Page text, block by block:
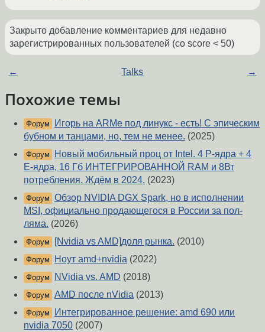
Закрыто добавление комментариев для недавно
зарегистрированных пользователей (со score < 50)
← Talks →
Похожие темы
Форум
Игорь на ARMе под линукс - есть! С эпическим
бубном и танцами, но, тем не менее. (2025)
Форум
Новый мобильный проц от Intel. 4 P-ядра + 4
E-ядра, 16 Гб ИНТЕГРИРОВАННОЙ RAM и 8Вт
потребления. Ждём в 2024. (2023)
Форум Обзор NVIDIA DGX Spark, но в исполнении
MSI, официально продающегося в России за пол-
ляма. (2026)
Форум [Nvidia vs AMD]доля рынка. (2010)
Форум Ноут amd+nvidia (2022)
Форум NVidia vs. AMD (2018)
Форум AMD после nVidia (2013)
Форум
Интегрированное решение: amd 690 или
nvidia 7050 (2007)